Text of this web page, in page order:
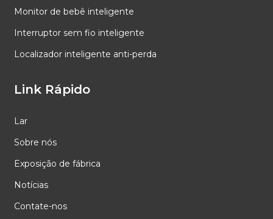
Monitor de bebê inteligente
Interruptor sem fio inteligente
Localizador inteligente anti-perda
Link Rápido
Lar
Sobre nós
Exposição de fábrica
Notícias
Contate-nos